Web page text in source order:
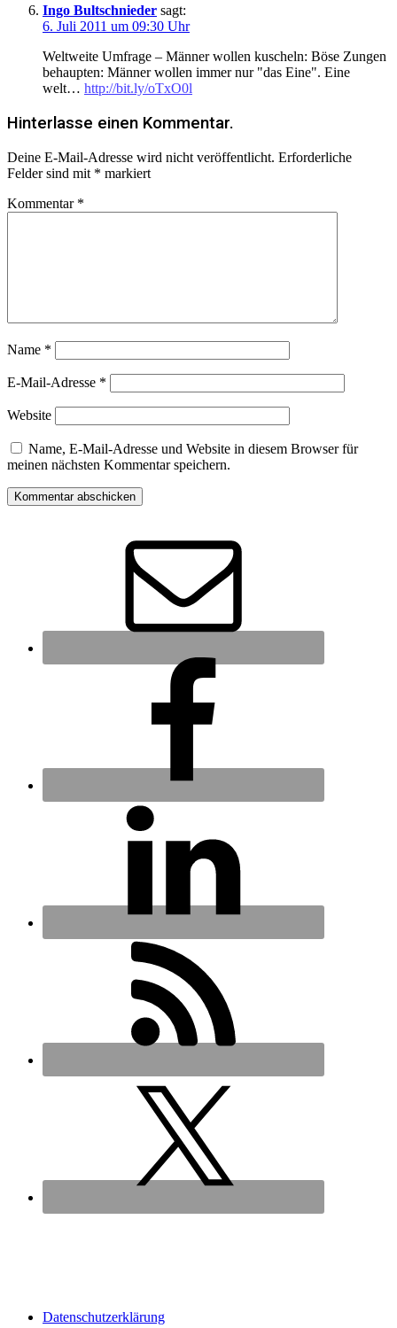
Ingo Bultschnieder sagt:
6. Juli 2011 um 09:30 Uhr
Weltweite Umfrage – Männer wollen kuscheln: Böse Zungen
behaupten: Männer wollen immer nur "das Eine". Eine
welt… http://bit.ly/oTxO0l
Hinterlasse einen Kommentar.
Deine E-Mail-Adresse wird nicht veröffentlicht. Erforderliche
Felder sind mit * markiert
Kommentar *
Name *
E-Mail-Adresse *
Website
Name, E-Mail-Adresse und Website in diesem Browser für
meinen nächsten Kommentar speichern.
Datenschutz­erklärung